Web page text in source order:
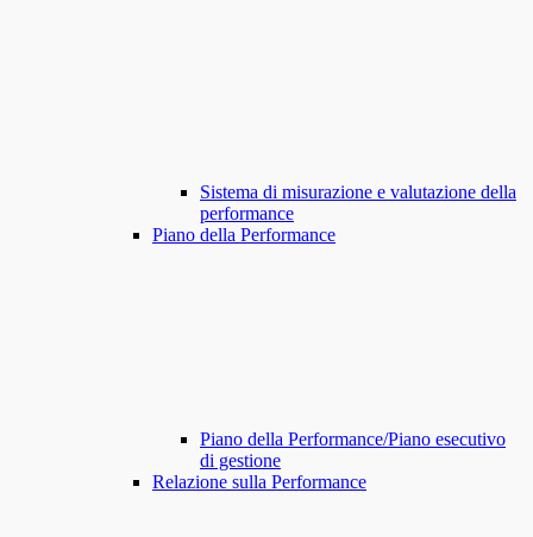
Sistema di misurazione e valutazione della
performance
Piano della Performance
Piano della Performance/Piano esecutivo
di gestione
Relazione sulla Performance